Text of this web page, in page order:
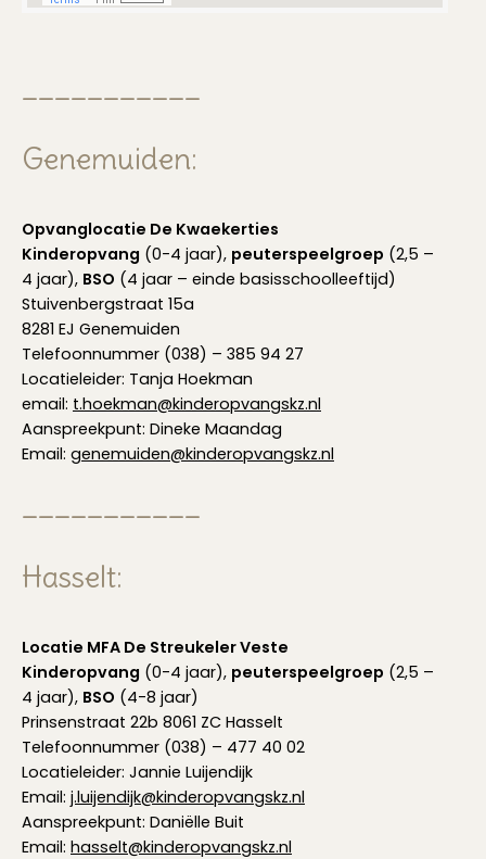
Genemuiden:
Opvanglocatie De Kwaekerties
Kinderopvang (0-4 jaar), peuterspeelgroep (2,5 –
4 jaar), BSO (4 jaar – einde basisschoolleeftijd)
Stuivenbergstraat 15a
8281 EJ Genemuiden
Telefoonnummer (038) – 385 94 27
Locatieleider: Tanja Hoekman
email: t.hoekman@kinderopvangskz.nl
Aanspreekpunt: Dineke Maandag
Email: genemuiden@kinderopvangskz.nl
Hasselt:
Locatie MFA De Streukeler Veste
Kinderopvang (0-4 jaar), peuterspeelgroep (2,5 –
4 jaar), BSO (4-8 jaar)
Prinsenstraat 22b 8061 ZC Hasselt
Telefoonnummer (038) – 477 40 02
Locatieleider: Jannie Luijendijk
Email: j.luijendijk@kinderopvangskz.nl
Aanspreekpunt: Daniëlle Buit
Email: hasselt@kinderopvangskz.nl